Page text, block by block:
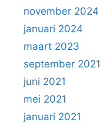
november 2024
januari 2024
maart 2023
september 2021
juni 2021
mei 2021
januari 2021